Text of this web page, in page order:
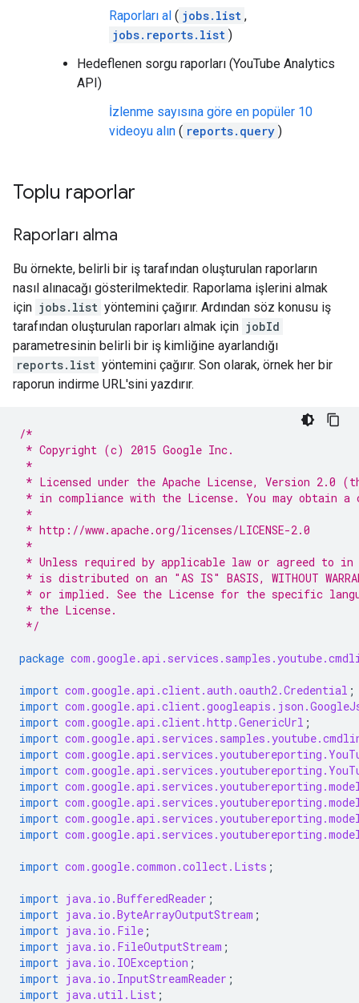
Raporları al ( jobs.list ,
jobs.reports.list )
Hedeflenen sorgu raporları (YouTube Analytics
API)
İzlenme sayısına göre en popüler 10
videoyu alın ( reports.query )
Toplu raporlar
Raporları alma
Bu örnekte, belirli bir iş tarafından oluşturulan raporların
nasıl alınacağı gösterilmektedir. Raporlama işlerini almak
için jobs.list yöntemini çağırır. Ardından söz konusu iş
tarafından oluşturulan raporları almak için jobId
parametresinin belirli bir iş kimliğine ayarlandığı
reports.list yöntemini çağırır. Son olarak, örnek her bir
raporun indirme URL'sini yazdırır.
/*
* Copyright (c) 2015 Google Inc.
*
* Licensed under the Apache License, Version
* in compliance with the License. You may obtain
*
* http://www.apache.org/licenses/LICENSE-2.0
*
* Unless required by applicable law or agreed to
* is distributed on an "AS IS" BASIS, WITHOUT
* or implied. See the License for the specific
* the License.
*/
package
import com.google.api.client.auth.oauth2.Credential ;
import
import com.google.api.client.http.GenericUrl ;
import
import
import
import
import
import
import
import com.google.common.collect.Lists ;
import java.io.BufferedReader ;
import java.io.ByteArrayOutputStream ;
import java.io.File ;
import java.io.FileOutputStream ;
import java.io.IOException ;
import java.io.InputStreamReader ;
import java.util.List ;